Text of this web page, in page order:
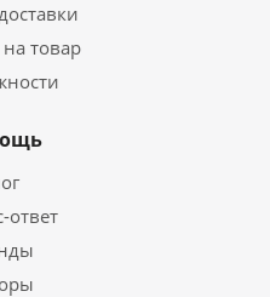
товар
ответ